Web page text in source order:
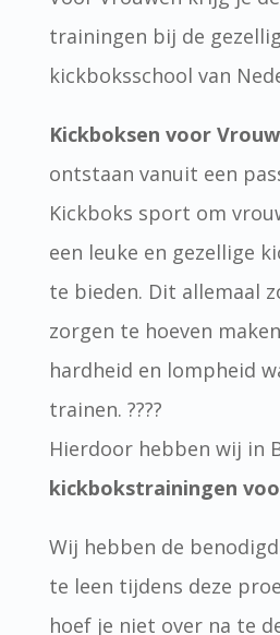
trainingen bij de
kickboksschool van
Kickboksen voor
ontstaan vanuit een
Kickboks sport om
een leuke en gezellige
te bieden. Dit allemaal
zorgen te hoeven
hardheid en lompheid
trainen. ????
Hierdoor hebben wij in
kickbokstrainingen
Wij hebben de
te leen tijdens deze
hoef je niet over na te